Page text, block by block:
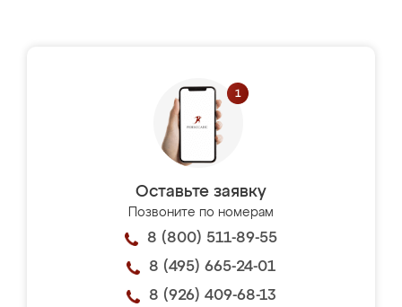
Оставьте заявку
Позвоните по номерам
8 (800) 511-89-55
8 (495) 665-24-01
8 (926) 409-68-13